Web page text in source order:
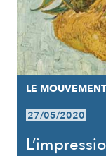
LE
27/05/2020